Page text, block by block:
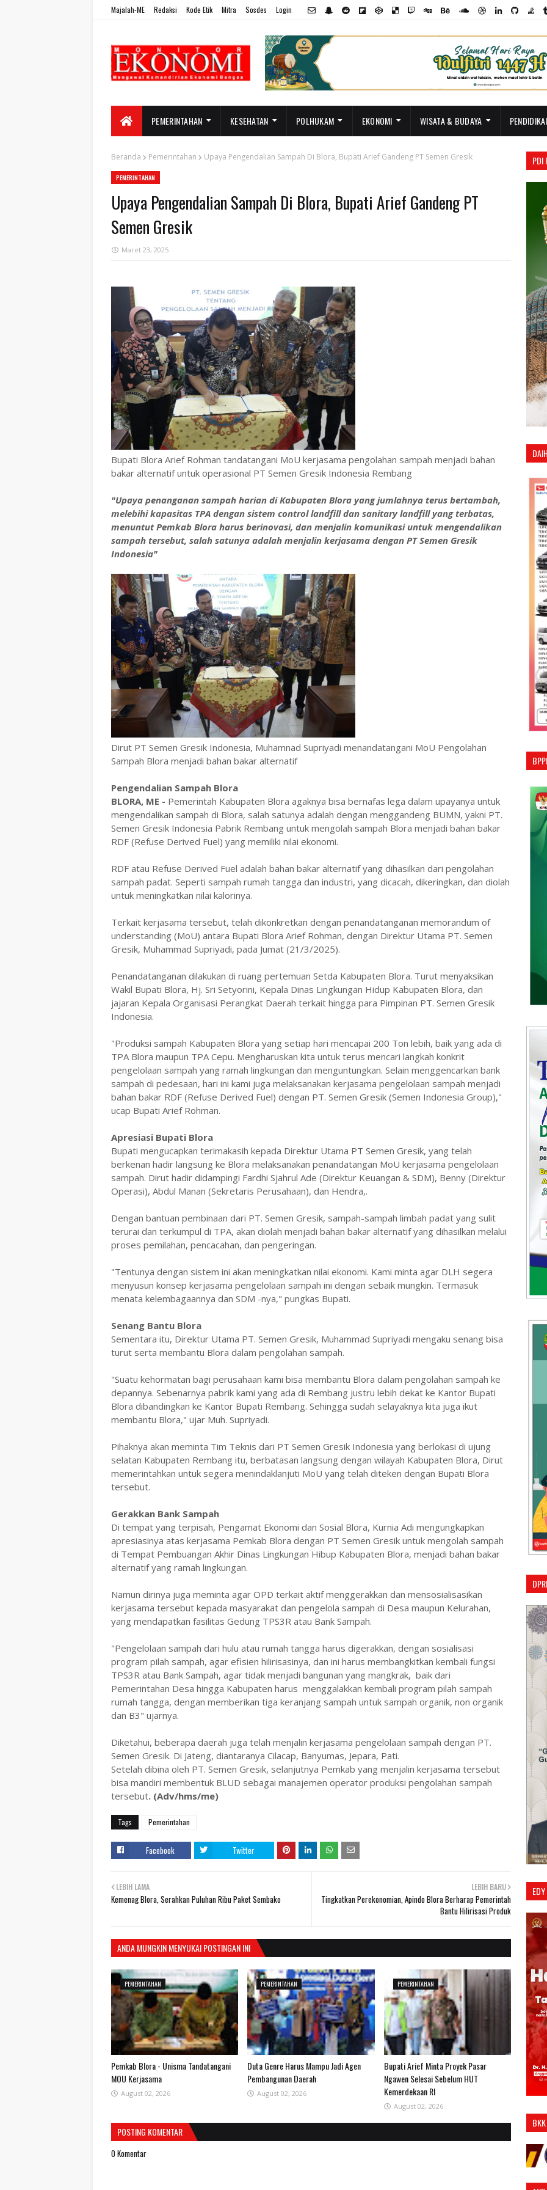
Majalah-ME Redaksi Kode Etik Mitra Sosdes Login
PEMERINTAHAN KESEHATAN POLHUKAM EKONOMI WISATA & BUDAYA
Beranda Pemerintahan Upaya Pengendalian Sampah Di Blora, Bupati Arief Gandeng PT Semen Gresik
PEMERINTAHAN
Upaya Pengendalian Sampah Di Blora, Bupati Arief Gandeng PT
Semen Gresik
Maret 23, 2025
Bupati Blora Arief Rohman tandatangani MoU kerjasama pengolahan sampah menjadi bahan
bakar alternatif untuk operasional PT Semen Gresik Indonesia Rembang
"Upaya penanganan sampah harian di Kabupaten Blora yang jumlahnya terus bertambah,
melebihi kapasitas TPA dengan sistem control landfill dan sanitary landfill yang terbatas,
menuntut Pemkab Blora harus berinovasi, dan menjalin komunikasi untuk mengendalikan
sampah tersebut, salah satunya adalah menjalin kerjasama dengan PT Semen Gresik
Indonesia"
Dirut PT Semen Gresik Indonesia, Muhamnad Supriyadi menandatangani MoU Pengolahan
Sampah Blora menjadi bahan bakar alternatif
Pengendalian Sampah Blora
BLORA, ME - Pemerintah Kabupaten Blora agaknya bisa bernafas lega dalam upayanya untuk
mengendalikan sampah di Blora, salah satunya adalah dengan menggandeng BUMN, yakni PT.
Semen Gresik Indonesia Pabrik Rembang untuk mengolah sampah Blora menjadi bahan bakar
RDF (Refuse Derived Fuel) yang memiliki nilai ekonomi.
RDF atau Refuse Derived Fuel adalah bahan bakar alternatif yang dihasilkan dari pengolahan
sampah padat. Seperti sampah rumah tangga dan industri, yang dicacah, dikeringkan, dan diolah
untuk meningkatkan nilai kalorinya.
Terkait kerjasama tersebut, telah dikonkretkan dengan penandatanganan memorandum of
understanding (MoU) antara Bupati Blora Arief Rohman, dengan Direktur Utama PT. Semen
Gresik, Muhammad Supriyadi, pada Jumat (21/3/2025).
Penandatanganan dilakukan di ruang pertemuan Setda Kabupaten Blora. Turut menyaksikan
Wakil Bupati Blora, Hj. Sri Setyorini, Kepala Dinas Lingkungan Hidup Kabupaten Blora, dan
jajaran Kepala Organisasi Perangkat Daerah terkait hingga para Pimpinan PT. Semen Gresik
Indonesia.
"Produksi sampah Kabupaten Blora yang setiap hari mencapai 200 Ton lebih, baik yang ada di
TPA Blora maupun TPA Cepu. Mengharuskan kita untuk terus mencari langkah konkrit
pengelolaan sampah yang ramah lingkungan dan menguntungkan. Selain menggencarkan bank
sampah di pedesaan, hari ini kami juga melaksanakan kerjasama pengelolaan sampah menjadi
bahan bakar RDF (Refuse Derived Fuel) dengan PT. Semen Gresik (Semen Indonesia Group),"
ucap Bupati Arief Rohman.
Apresiasi Bupati Blora
Bupati mengucapkan terimakasih kepada Direktur Utama PT Semen Gresik, yang telah
berkenan hadir langsung ke Blora melaksanakan penandatangan MoU kerjasama pengelolaan
sampah. Dirut hadir didampingi Fardhi Sjahrul Ade (Direktur Keuangan & SDM), Benny (Direktur
Operasi), Abdul Manan (Sekretaris Perusahaan), dan Hendra,.
Dengan bantuan pembinaan dari PT. Semen Gresik, sampah-sampah limbah padat yang sulit
terurai dan terkumpul di TPA, akan diolah menjadi bahan bakar alternatif yang dihasilkan melalui
proses pemilahan, pencacahan, dan pengeringan.
"Tentunya dengan sistem ini akan meningkatkan nilai ekonomi. Kami minta agar DLH segera
menyusun konsep kerjasama pengelolaan sampah ini dengan sebaik mungkin. Termasuk
menata kelembagaannya dan SDM -nya," pungkas Bupati.
Senang Bantu Blora
Sementara itu, Direktur Utama PT. Semen Gresik, Muhammad Supriyadi mengaku senang bisa
turut serta membantu Blora dalam pengolahan sampah.
"Suatu kehormatan bagi perusahaan kami bisa membantu Blora dalam pengolahan sampah ke
depannya. Sebenarnya pabrik kami yang ada di Rembang justru lebih dekat ke Kantor Bupati
Blora dibandingkan ke Kantor Bupati Rembang. Sehingga sudah selayaknya kita juga ikut
membantu Blora," ujar Muh. Supriyadi.
Pihaknya akan meminta Tim Teknis dari PT Semen Gresik Indonesia yang berlokasi di ujung
selatan Kabupaten Rembang itu, berbatasan langsung dengan wilayah Kabupaten Blora, Dirut
memerintahkan untuk segera menindaklanjuti MoU yang telah diteken dengan Bupati Blora
tersebut.
Gerakkan Bank Sampah
Di tempat yang terpisah, Pengamat Ekonomi dan Sosial Blora, Kurnia Adi mengungkapkan
apresiasinya atas kerjasama Pemkab Blora dengan PT Semen Gresik untuk mengolah sampah
di Tempat Pembuangan Akhir Dinas Lingkungan Hibup Kabupaten Blora, menjadi bahan bakar
alternatif yang ramah lingkungan.
Namun dirinya juga meminta agar OPD terkait aktif menggerakkan dan mensosialisasikan
kerjasama tersebut kepada masyarakat dan pengelola sampah di Desa maupun Kelurahan,
yang mendapatkan fasilitas Gedung TPS3R atau Bank Sampah.
"Pengelolaan sampah dari hulu atau rumah tangga harus digerakkan, dengan sosialisasi
program pilah sampah, agar efisien hilirisasinya, dan ini harus membangkitkan kembali fungsi
TPS3R atau Bank Sampah, agar tidak menjadi bangunan yang mangkrak, baik dari
Pemerintahan Desa hingga Kabupaten harus menggalakkan kembali program pilah sampah
rumah tangga, dengan memberikan tiga keranjang sampah untuk sampah organik, non organik
dan B3" ujarnya.
Diketahui, beberapa daerah juga telah menjalin kerjasama pengelolaan sampah dengan PT.
Semen Gresik. Di Jateng, diantaranya Cilacap, Banyumas, Jepara, Pati.
Setelah dibina oleh PT. Semen Gresik, selanjutnya Pemkab yang menjalin kerjasama tersebut
bisa mandiri membentuk BLUD sebagai manajemen operator produksi pengolahan sampah
tersebut. (Adv/hms/me)
Tags Pemerintahan
Facebook Twitter
LEBIH BARU
Tingkatkan Perekonomian, Apindo Blora Berharap Pemerintah
Bantu Hilirisasi Produk
LEBIH LAMA
Kemenag Blora, Serahkan Puluhan Ribu Paket Sembako
ANDA MUNGKIN MENYUKAI POSTINGAN INI
PEMERINTAHAN
Pemkab Blora - Unisma Tandatangani
MOU Kerjasama
August 02, 2026
PEMERINTAHAN
Duta Genre Harus Mampu Jadi Agen
Pembangunan Daerah
August 02, 2026
PEMERINTAHAN
Bupati Arief Minta Proyek Pasar
Ngawen Selesai Sebelum HUT
Kemerdekaan RI
August 02, 2026
POSTING KOMENTAR
0 Komentar
PDI
BKK